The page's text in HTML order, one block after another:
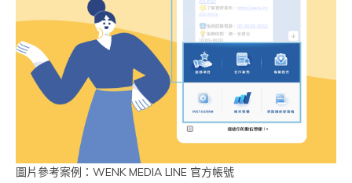
圖片參考案例：WENK MEDIA LINE 官方帳號